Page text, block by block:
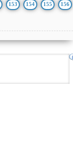
153 154 155 156